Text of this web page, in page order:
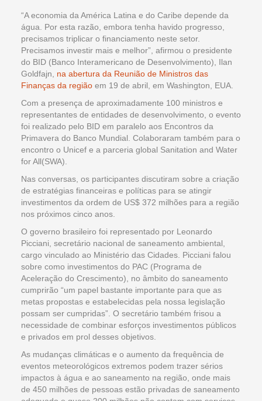
“A economia da América Latina e do Caribe depende da
água. Por esta razão, embora tenha havido progresso,
precisamos triplicar o financiamento neste setor.
Precisamos investir mais e melhor”, afirmou o presidente
do BID (Banco Interamericano de Desenvolvimento), Ilan
Goldfajn, na abertura da Reunião de Ministros das
Finanças da região em 19 de abril, em Washington, EUA.
Com a presença de aproximadamente 100 ministros e
representantes de entidades de desenvolvimento, o evento
foi realizado pelo BID em paralelo aos Encontros da
Primavera do Banco Mundial. Colaboraram também para o
encontro o Unicef e a parceria global Sanitation and Water
for All(SWA).
Nas conversas, os participantes discutiram sobre a criação
de estratégias financeiras e políticas para se atingir
investimentos da ordem de US$ 372 milhões para a região
nos próximos cinco anos.
O governo brasileiro foi representado por Leonardo
Picciani, secretário nacional de saneamento ambiental,
cargo vinculado ao Ministério das Cidades. Picciani falou
sobre como investimentos do PAC (Programa de
Aceleração do Crescimento), no âmbito do saneamento
cumprirão “um papel bastante importante para que as
metas propostas e estabelecidas pela nossa legislação
possam ser cumpridas”. O secretário também frisou a
necessidade de combinar esforços investimentos públicos
e privados em prol desses objetivos.
As mudanças climáticas e o aumento da frequência de
eventos meteorológicos extremos podem trazer sérios
impactos à água e ao saneamento na região, onde mais
de 450 milhões de pessoas estão privadas de saneamento